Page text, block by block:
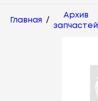
Главная /
Архив
запчастей